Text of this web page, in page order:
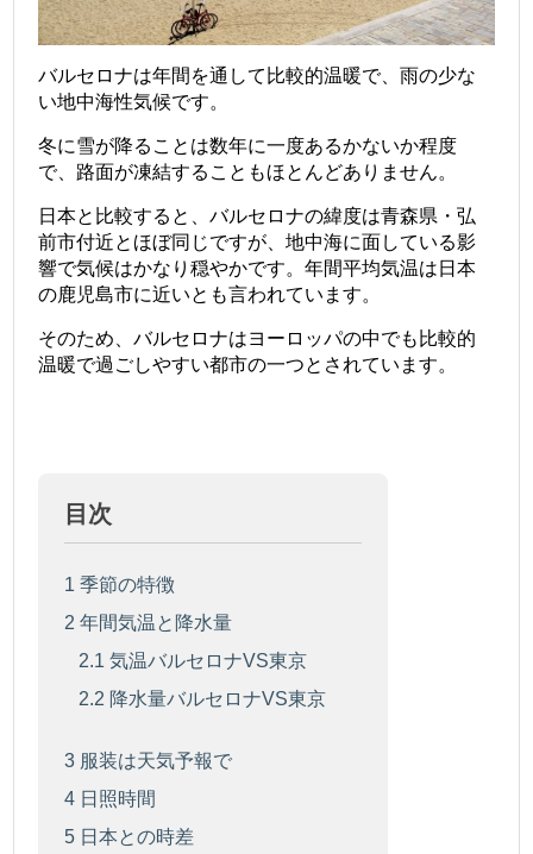
バルセロナは年間を通して比較的温暖で、雨の少な
い地中海性気候です。
冬に雪が降ることは数年に一度あるかないか程度
で、路面が凍結することもほとんどありません。
日本と比較すると、バルセロナの緯度は青森県・弘
前市付近とほぼ同じですが、地中海に面している影
響で気候はかなり穏やかです。年間平均気温は日本
の鹿児島市に近いとも言われています。
そのため、バルセロナはヨーロッパの中でも比較的
温暖で過ごしやすい都市の一つとされています。
目次
1 季節の特徴
2 年間気温と降水量
2.1 気温バルセロナVS東京
2.2 降水量バルセロナVS東京
3 服装は天気予報で
4 日照時間
5 日本との時差